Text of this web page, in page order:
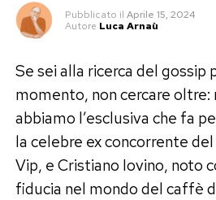
Pubblicato il Aprile 15, 2024
Autore Luca Arnaù
Se sei alla ricerca del gossip
momento, non cercare oltre:
abbiamo l’esclusiva che fa
la celebre ex concorrente
Vip, e Cristiano Iovino, noto
fiducia nel mondo del caffè